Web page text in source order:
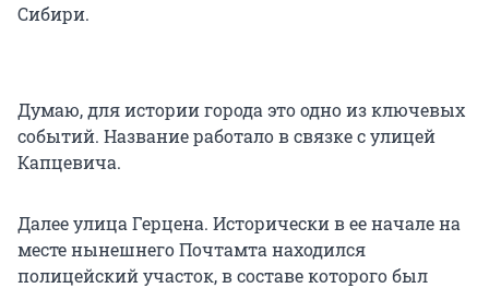
Сибири.
Думаю, для истории города это одно из ключевых
событий. Название работало в связке с улицей
Капцевича.
Далее улица Герцена. Исторически в ее начале на
месте нынешнего Почтамта находился
полицейский участок, в составе которого был